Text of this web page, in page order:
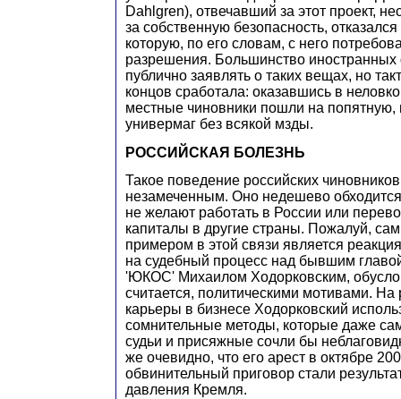
Dahlgren), отвечавший за этот проект,
за собственную безопасность, отказался
которую, по его словам, с него
разрешения. Большинство
публично заявлять о таких вещах, но
концов сработала: оказавшись в
местные чиновники пошли на попятную,
универмаг без всякой мзды.
РОССИЙСКАЯ БОЛЕЗНЬ
Такое поведение российских
незамеченным. Оно недешево
не желают работать в России или
капиталы в другие страны. Пожалуй,
примером в этой связи является
на судебный процесс над бывшим
'ЮКОС' Михаилом Ходорковским,
считается, политическими мотивами.
карьеры в бизнесе Ходорковский
сомнительные методы, которые даже
судьи и присяжные сочли бы
же очевидно, что его арест в октябре
обвинительный приговор стали
давления Кремля.